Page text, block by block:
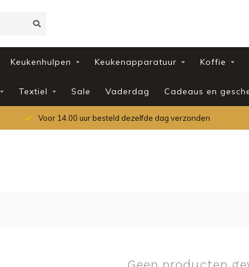
Keukenhulpen Keukenapparatuur Koffie
Textiel Sale Vaderdag Cadeaus en
Voor 14.00 uur besteld dezelfde dag verzonden